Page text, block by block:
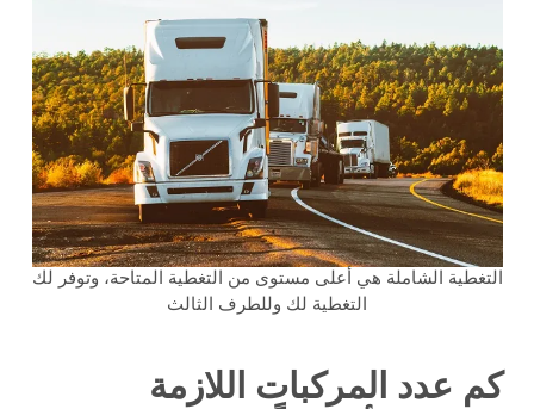
التغطية الشاملة هي أعلى مستوى من التغطية المتاحة، وتوفر لك
التغطية لك وللطرف الثالث
كم عدد المركبات اللازمة